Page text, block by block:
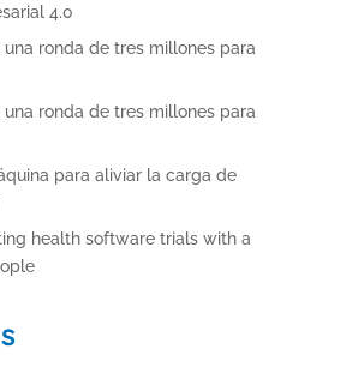
4.0
ronda de tres millones para
ronda de tres millones para
para aliviar la carga de
health software trials with a